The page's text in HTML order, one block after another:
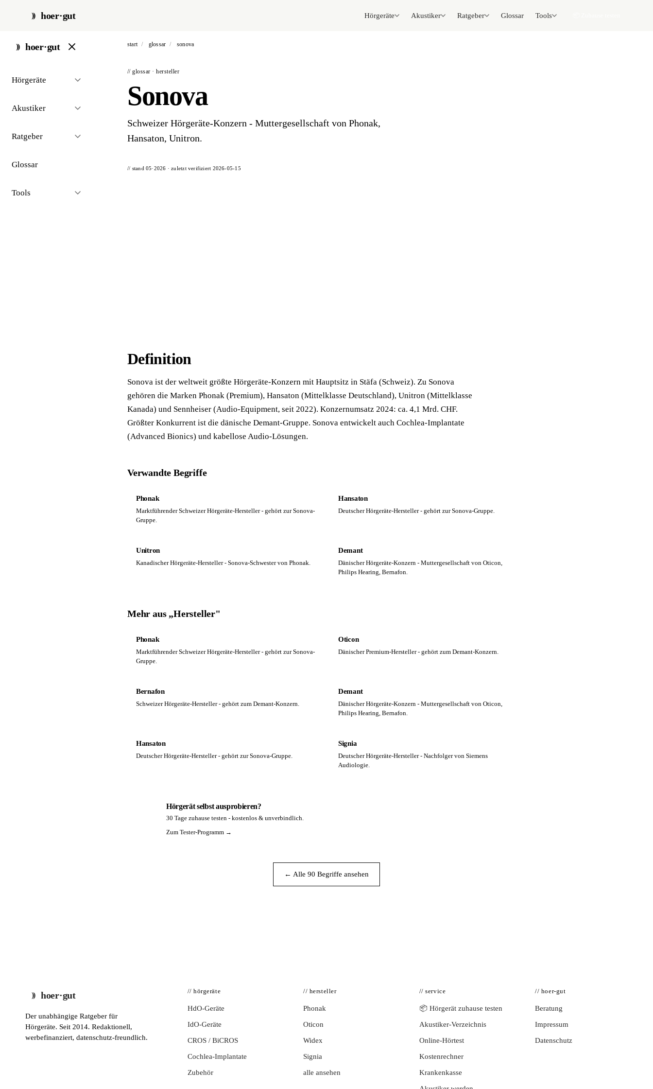
hoer·gut Hörgeräte Akustiker Ratgeber Glossar Tools
hoer·gut
Hörgeräte
Akustiker
Ratgeber
Glossar
Tools
start / glossar / sonova
// glossar · hersteller
Sonova
Schweizer Hörgeräte-Konzern - Muttergesellschaft von Phonak,
Hansaton, Unitron.
// stand 05·2026 · zuletzt verifiziert 2026-05-15
Definition
Sonova ist der weltweit größte Hörgeräte-Konzern mit Hauptsitz in Stäfa (Schweiz). Zu Sonova
gehören die Marken Phonak (Premium), Hansaton (Mittelklasse Deutschland), Unitron (Mittelklasse
Kanada) und Sennheiser (Audio-Equipment, seit 2022). Konzernumsatz 2024: ca. 4,1 Mrd. CHF.
Größter Konkurrent ist die dänische Demant-Gruppe. Sonova entwickelt auch Cochlea-Implantate
(Advanced Bionics) und kabellose Audio-Lösungen.
Verwandte Begriffe
Phonak
Marktführender Schweizer Hörgeräte-Hersteller - gehört zur Sonova-
Gruppe.
Hansaton
Deutscher Hörgeräte-Hersteller - gehört zur Sonova-Gruppe.
Unitron
Kanadischer Hörgeräte-Hersteller - Sonova-Schwester von Phonak.
Demant
Dänischer Hörgeräte-Konzern - Muttergesellschaft von Oticon,
Philips Hearing, Bernafon.
Mehr aus „Hersteller"
Phonak
Marktführender Schweizer Hörgeräte-Hersteller - gehört zur Sonova-
Gruppe.
Oticon
Dänischer Premium-Hersteller - gehört zum Demant-Konzern.
Bernafon
Schweizer Hörgeräte-Hersteller - gehört zum Demant-Konzern.
Demant
Dänischer Hörgeräte-Konzern - Muttergesellschaft von Oticon,
Philips Hearing, Bernafon.
Hansaton
Deutscher Hörgeräte-Hersteller - gehört zur Sonova-Gruppe.
Signia
Deutscher Hörgeräte-Hersteller - Nachfolger von Siemens
Audiologie.
Hörgerät selbst ausprobieren?
30 Tage zuhause testen - kostenlos & unverbindlich.
Zum Tester-Programm →
← Alle 90 Begriffe ansehen
hoer·gut
Der unabhängige Ratgeber für
Hörgeräte. Seit 2014. Redaktionell,
werbefinanziert, datenschutz-freundlich.
// hörgeräte
HdO-Geräte
IdO-Geräte
CROS / BiCROS
Cochlea-Implantate
Zubehör
// hersteller
Phonak
Oticon
Widex
Signia
alle ansehen
// service
📦 Hörgerät zuhause testen
Akustiker-Verzeichnis
Online-Hörtest
Kostenrechner
Krankenkasse
// hoer-gut
Beratung
Impressum
Datenschutz